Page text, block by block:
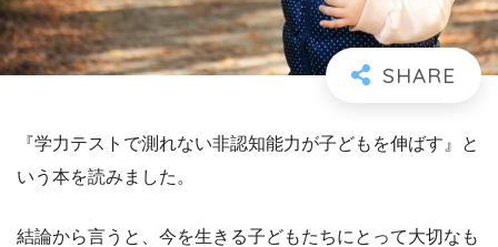
『学力テストで測れない非認知能力が子どもを伸ばす』と
いう本を読みました。
結論から言うと、今を生きる子どもたちにとって大切なも